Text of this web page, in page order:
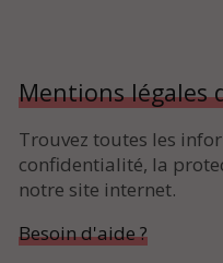
Mentions
Trouvez toutes les
confidentialité, la
notre site internet.
Besoin d'aide ?